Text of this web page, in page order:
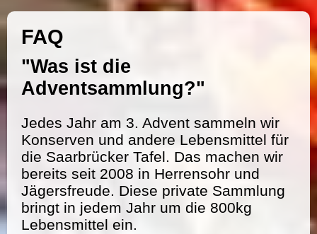
FAQ
"Was ist die
Adventsammlung?"
Jedes Jahr am 3. Advent sammeln wir
Konserven und andere Lebensmittel für
die Saarbrücker Tafel. Das machen wir
bereits seit 2008 in Herrensohr und
Jägersfreude. Diese private Sammlung
bringt in jedem Jahr um die 800kg
Lebensmittel ein.